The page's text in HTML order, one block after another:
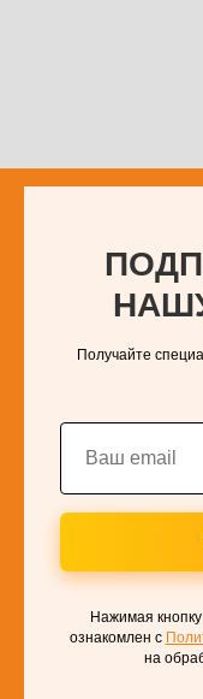
Получайте
Нажимая
ознакомлен с
на